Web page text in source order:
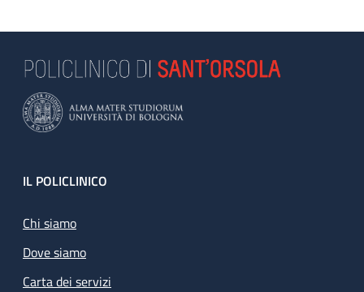
Footer
IL POLICLINICO
Chi siamo
Dove siamo
Carta dei servizi